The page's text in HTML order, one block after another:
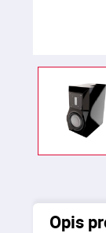
Opis